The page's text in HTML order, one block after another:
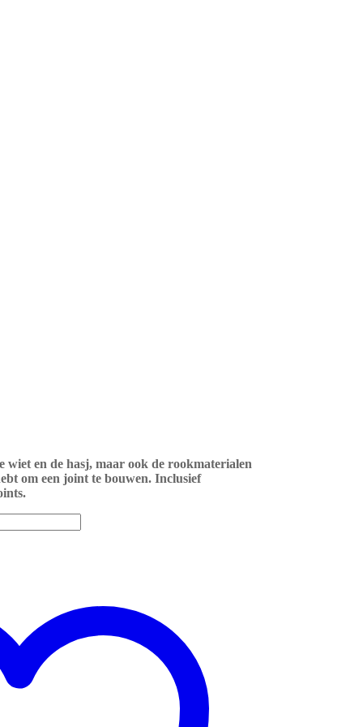
en de hasj, maar ook de rookmaterialen
om een joint te bouwen. Inclusief